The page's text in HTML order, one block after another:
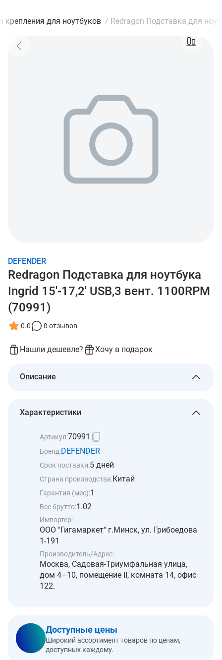
крепления для ноутбуков / Redragon Подставка для
DEFENDER
Redragon Подставка для ноутбука
Ingrid 15'-17,2' USB,3 вент. 1100RPM
(70991)
0.0 0 отзывов
Нашли дешевле? Хочу в подарок
Описание
Характеристики
Артикул:70991
Бренд:DEFENDER
Срок поставки:5 дней
Страна производства:Китай
Гарантия (мес):1
Вес брутто:1.02
Импортер:
ООО "Гигамаркет" г.Минск, ул. Грибоедова
1-191
Производитель/Адрес:
Москва, Садовая-Триумфальная улица,
дом 4–10, помещение II, комната 14, офис
122.
Доступные цены
Широкий ассортимент товаров по ценам,
доступных каждому.